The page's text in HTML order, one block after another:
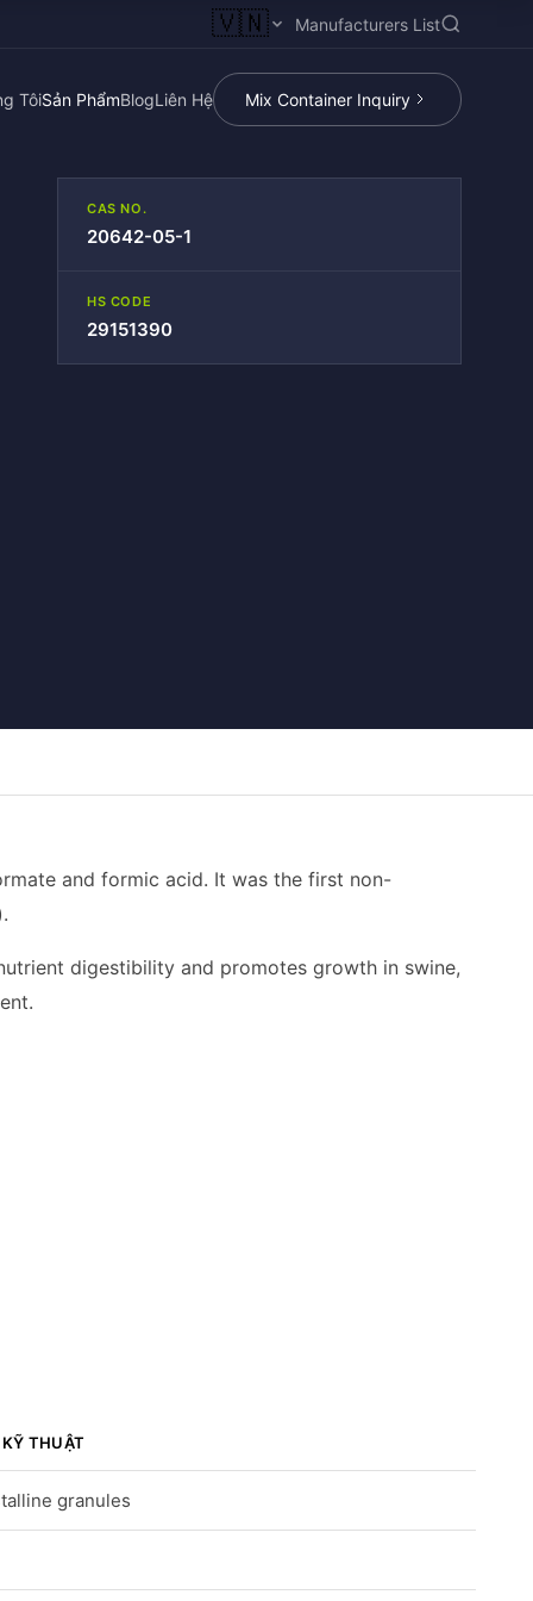
🇻🇳 Manufacturers List
TôiSản PhẩmBlogLiên Hệ Mix Container Inquiry
CAS NO.
20642-05-1
HS CODE
29151390
and formic acid. It was the first non-
digestibility and promotes growth in swine,
THUẬT
granules